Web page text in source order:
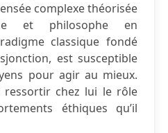
complexe théorisée
et philosophe en
classique fondé
est susceptible
pour agir au mieux.
chez lui le rôle
éthiques qu’il